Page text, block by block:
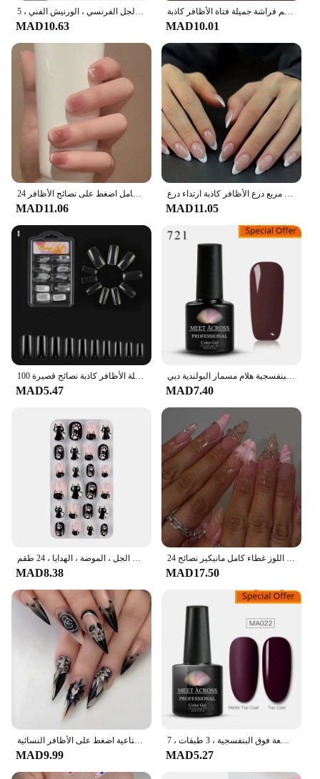
مافانتس-طلاء أظافر جل معدني ، كروم ، فائق السطوع ، تأثير المرآة ، الطلاء ، خط الرسم ، الجل الفرنسي ، الورنيش الفني ، 5 *
MAD10.63
الوردة المجمدة يمكن ارتداؤها بالضغط الوردي على نصائح الأظافر وهمية مع الغراء الأظافر كاذبة تصميم فراشة جميلة فتاة الأظافر كاذبة
MAD10.01
24 قطعة أسود قصير الباليه الأظافر كاذبة مع الغراء التصميم الفرنسي انفصال رسومات أظافر وهمية القلب غطاء كامل اضغط على نصائح الأظافر
MAD11.06
آمنة وغير مذاق التدرج ارتداء درع آمن أوروبا وأمريكا ارتداء درع مسمار الديكور مربع درع الأظافر كاذبة ارتداء درع
MAD11.05
MAD5.47 MAD7.40
MAD8.38 MAD17.50
MAD9.99 MAD5.27